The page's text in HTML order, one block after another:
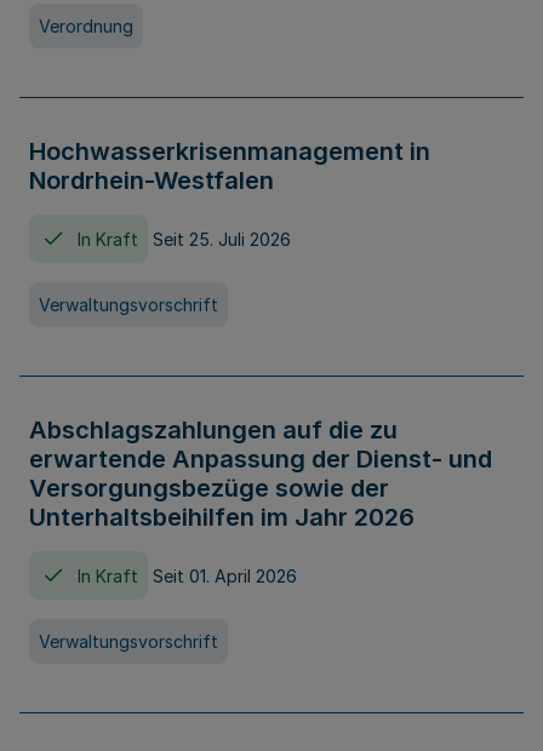
Verordnung
Hochwasserkrisenmanagement in
Nordrhein-Westfalen
In Kraft Seit 25. Juli 2026
Verwaltungsvorschrift
Abschlagszahlungen auf die zu
erwartende Anpassung der Dienst- und
Versorgungsbezüge sowie der
Unterhaltsbeihilfen im Jahr 2026
In Kraft Seit 01. April 2026
Verwaltungsvorschrift